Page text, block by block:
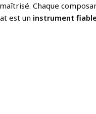
Chaque
est un instrument